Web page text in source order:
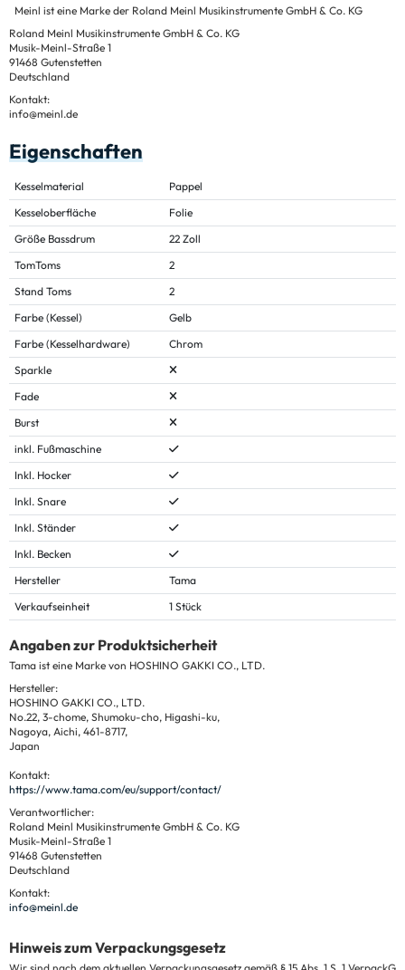
Meinl ist eine Marke der Roland Meinl Musikinstrumente GmbH & Co. KG
Roland Meinl Musikinstrumente GmbH & Co. KG
Musik-Meinl-Straße 1
91468 Gutenstetten
Deutschland
Kontakt:
info@meinl.de
Eigenschaften
Kesselmaterial
Pappel
Kesseloberfläche
Folie
Größe Bassdrum
22 Zoll
TomToms
2
Stand Toms
2
Farbe (Kessel)
Gelb
Farbe (Kesselhardware)
Chrom
Sparkle
Fade
Burst
inkl. Fußmaschine
Inkl. Hocker
Inkl. Snare
Inkl. Ständer
Inkl. Becken
Hersteller
Tama
Verkaufseinheit
1 Stück
Angaben zur Produktsicherheit
Tama ist eine Marke von HOSHINO GAKKI CO., LTD.
Hersteller:
HOSHINO GAKKI CO., LTD.
No.22, 3-chome, Shumoku-cho, Higashi-ku,
Nagoya, Aichi, 461-8717,
Japan
Kontakt:
https://www.tama.com/eu/support/contact/
Verantwortlicher:
Roland Meinl Musikinstrumente GmbH & Co. KG
Musik-Meinl-Straße 1
91468 Gutenstetten
Deutschland
Kontakt:
info@meinl.de
Hinweis zum Verpackungsgesetz